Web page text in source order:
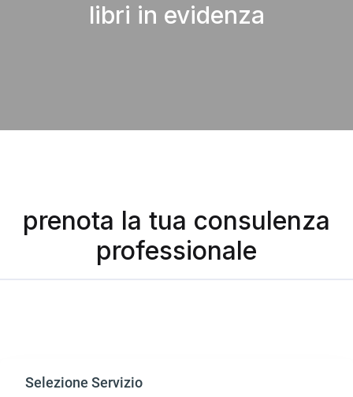
libri in evidenza
prenota la tua consulenza
professionale
Selezione Servizio